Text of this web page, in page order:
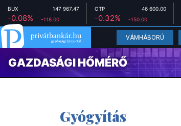
BUX 147 967.47
-0.08% -118.00
OTP 46 600.00
-0.32% -150.00
VÁMHÁBORÚ
GAZDASÁGI HŐMÉRŐ
Gyógyítás